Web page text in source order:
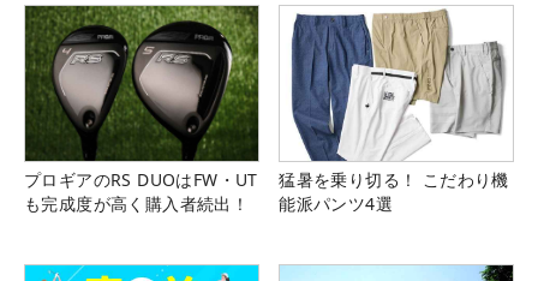
プロギアのRS DUOはFW・UT
も完成度が高く購入者続出！
猛暑を乗り切る！ こだわり機
能派パンツ4選